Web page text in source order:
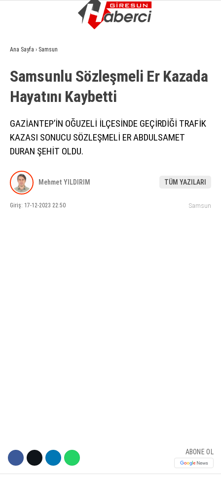
GÜNDEM
EKONOMI
SIYASET
ASAYIŞ
YAŞAM
Ana Sayfa › Samsun
Samsunlu Sözleşmeli̇ Er Kazada
Hayatını Kaybetti̇
GAZİANTEP’İN OĞUZELİ İLÇESİNDE GEÇİRDİĞİ TRAFİK
KAZASI SONUCU SÖZLEŞMELİ ER ABDULSAMET
DURAN ŞEHİT OLDU.
Mehmet YILDIRIM TÜM YAZILARI
Giriş: 17-12-2023 22:50 Samsun
ABONE OL